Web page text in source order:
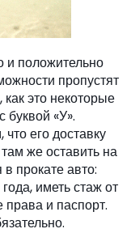
и положительно
пропустят
как это некоторые
буквой «У».
его доставку
же оставить на
прокате авто:
иметь стаж от
права и паспорт.